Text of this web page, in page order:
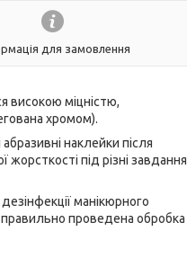
для замовлення
високою міцністю,
хромом).
наклейки після
під різні завдання
манікюрного
правильно проведена обробка